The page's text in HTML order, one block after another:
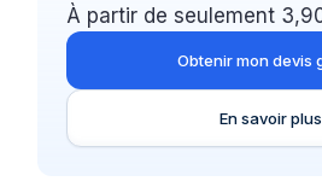
À partir de seulement
Obtenir mon devis
En savoir plus